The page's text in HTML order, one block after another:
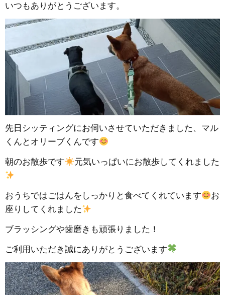
いつもありがとうございます。
先日シッティングにお伺いさせていただきました、マル
くんとオリーブくんです
朝のお散歩です
元気いっぱいにお散歩してくれました
おうちではごはんをしっかりと食べてくれています
お
座りしてくれました
ブラッシングや歯磨きも頑張りました！
ご利用いただき誠にありがとうございます